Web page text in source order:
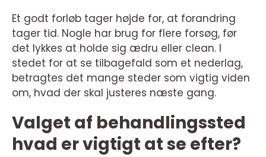
Et godt forløb tager højde for, at forandring
tager tid. Nogle har brug for flere forsøg, før
det lykkes at holde sig ædru eller clean. I
stedet for at se tilbagefald som et nederlag,
betragtes det mange steder som vigtig viden
om, hvad der skal justeres næste gang.
Valget af behandlingssted
hvad er vigtigt at se efter?